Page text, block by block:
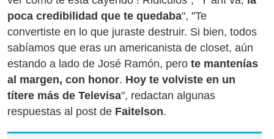
poca credibilidad que te quedaba", "Te
convertiste en lo que juraste destruir. Si bien, todos
sabíamos que eras un americanista de closet, aún
estando a lado de José Ramón, pero te mantenías
al margen, con honor. Hoy te volviste en un
títere más de Televisa", redactan algunas
respuestas al post de Faitelson.